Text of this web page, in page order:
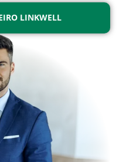
LINKWELL